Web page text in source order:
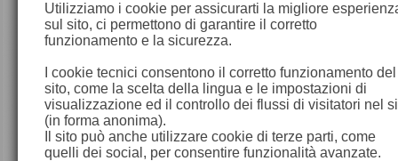
Utilizziamo i cookie per assicurarti la migliore
sul sito, ci permettono di garantire il corretto
funzionamento e la sicurezza.
I cookie tecnici consentono il corretto funzionamento del
sito, come la scelta della lingua e le impostazioni di
visualizzazione ed il controllo dei flussi di visitatori nel
(in forma anonima).
Il sito può anche utilizzare cookie di terze parti, come
quelli dei social, per consentire funzionalità avanzate.